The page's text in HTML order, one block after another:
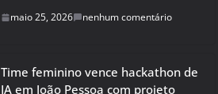
maio 25, 2026 nenhum comentário
Time feminino vence hackathon de
IA em João Pessoa com projeto